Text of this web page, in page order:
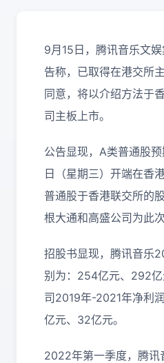
9月15日，腾讯音乐文
告称，已取得在港交所
同意，将以介绍方法于
司主板上市。
公告显现，A类普通股
日（星期三）开端在香
普通股于香港联交所的
根大通和高盛公司为此
招股书显现，腾讯音乐
别为：254亿元、292
司2019年-2021年净利
亿元、32亿元。
2022年第一季度，腾讯